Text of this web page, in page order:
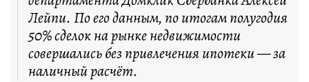
Лейпи. По его данным, по итогам полугодия
50% сделок на рынке недвижимости
совершались без привлечения ипотеки — за
наличный расчёт.